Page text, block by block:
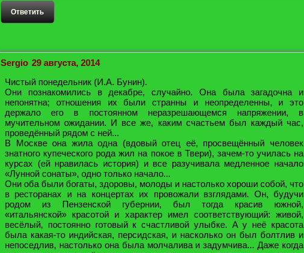
Ответить
Sergio 29 августа, 2014
Чистый понедельник (И.А. Бунин).
Они познакомились в декабре, случайно. Она была загадочна и
непонятна; отношения их были странны и неопределенны, и это
держало его в постоянном неразрешающемся напряжении, в
мучительном ожидании. И все же, каким счастьем был каждый час,
проведённый рядом с ней...
В Москве она жила одна (вдовый отец её, просвещённый человек
знатного купеческого рода жил на покое в Твери), зачем-то училась на
курсах (ей нравилась история) и все разучивала медленное начало
«Лунной сонаты», одно только начало...
Они оба были богаты, здоровы, молоды и настолько хороши собой, что
в ресторанах и на концертах их провожали взглядами. Он, будучи
родом из Пензенской губернии, был тогда красив южной,
«итальянской» красотой и характер имел соответствующий: живой,
весёлый, постоянно готовый к счастливой улыбке. А у неё красота
была какая-то индийская, персидская, и насколько он был болтлив и
непоседлив, настолько она была молчалива и задумчива... Даже когда